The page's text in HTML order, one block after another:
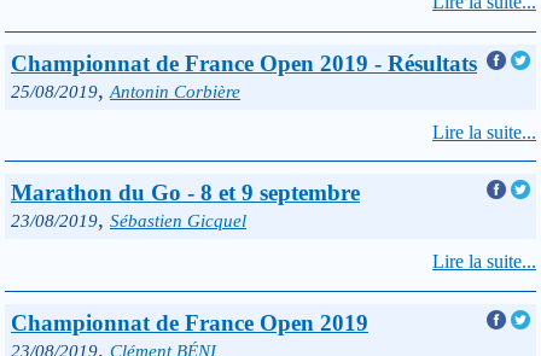
Championnat de France Open 2019 - Résultats
25/08/2019, Antonin Corbière
Lire la suite...
Marathon du Go - 8 et 9 septembre
23/08/2019, Sébastien Gicquel
Lire la suite...
Championnat de France Open 2019
23/08/2019, Clément BÉNI